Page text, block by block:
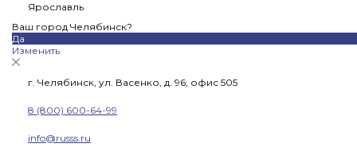
Ярославль
Ваш город Челябинск?
Да
Изменить
г. Челябинск, ул. Васенко, д. 96, офис 505
8 (800) 600-64-99
info@russs.ru